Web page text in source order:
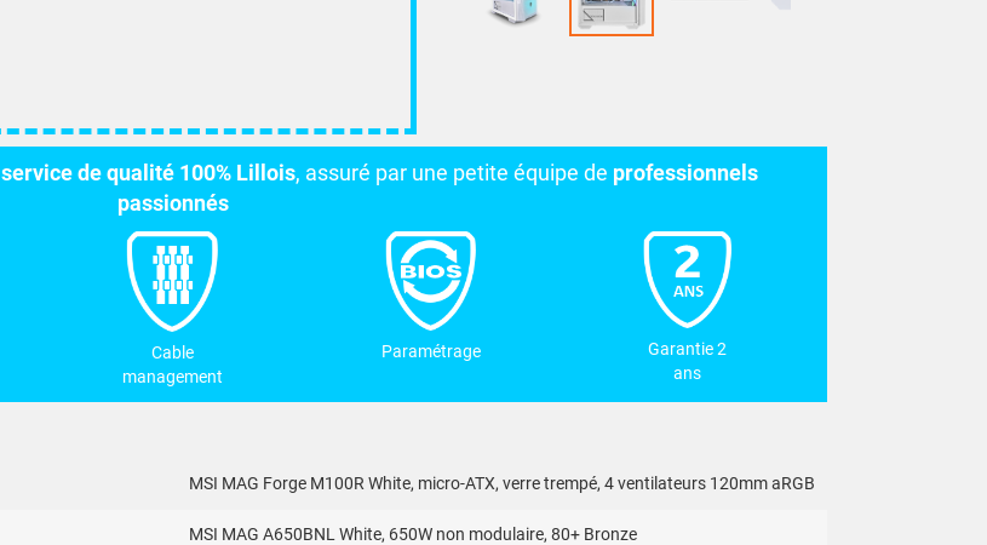
service de qualité 100% Lillois, assuré par une petite équipe de professionnels
passionnés
Cable
management
Paramétrage
Garantie 2
ans
MSI MAG Forge M100R White, micro-ATX, verre trempé, 4 ventilateurs 120mm aRGB
MSI MAG A650BNL White, 650W non modulaire, 80+ Bronze